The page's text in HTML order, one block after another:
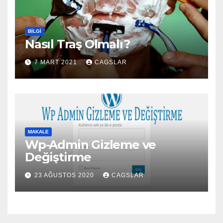
BILGI
Nasıl Traş Olmalı?
7 MART 2021 CAGSLAR
MAKALE
Wp-Admin Gizleme ve
Değiştirme
23 AĞUSTOS 2020 CAGSLAR